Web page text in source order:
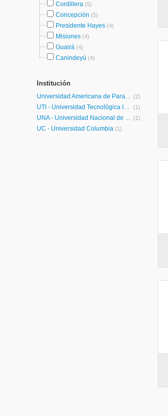
Cordillera (5)
Concepción (5)
Presidente Hayes (4)
Misiones (4)
Guairá (4)
Canindeyú (4)
Institución
Universidad Americana de Paraguay (2)
UTI - Universidad Tecnológica Intercontinental (1)
UNA - Universidad Nacional de Asunción (1)
UC - Universidad Columbia (1)